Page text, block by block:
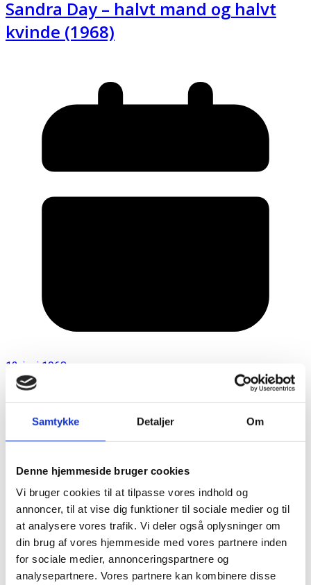
Samtykke Detaljer Om
Denne hjemmeside bruger cookies
Vi bruger cookies til at tilpasse vores indhold og
annoncer, til at vise dig funktioner til sociale medier og til
at analysere vores trafik. Vi deler også oplysninger om
din brug af vores hjemmeside med vores partnere inden
for sociale medier, annonceringspartnere og
analysepartnere. Vores partnere kan kombinere disse
Sandra Day – halvt mand og halvt
kvinde (1968)
12. juni 1968